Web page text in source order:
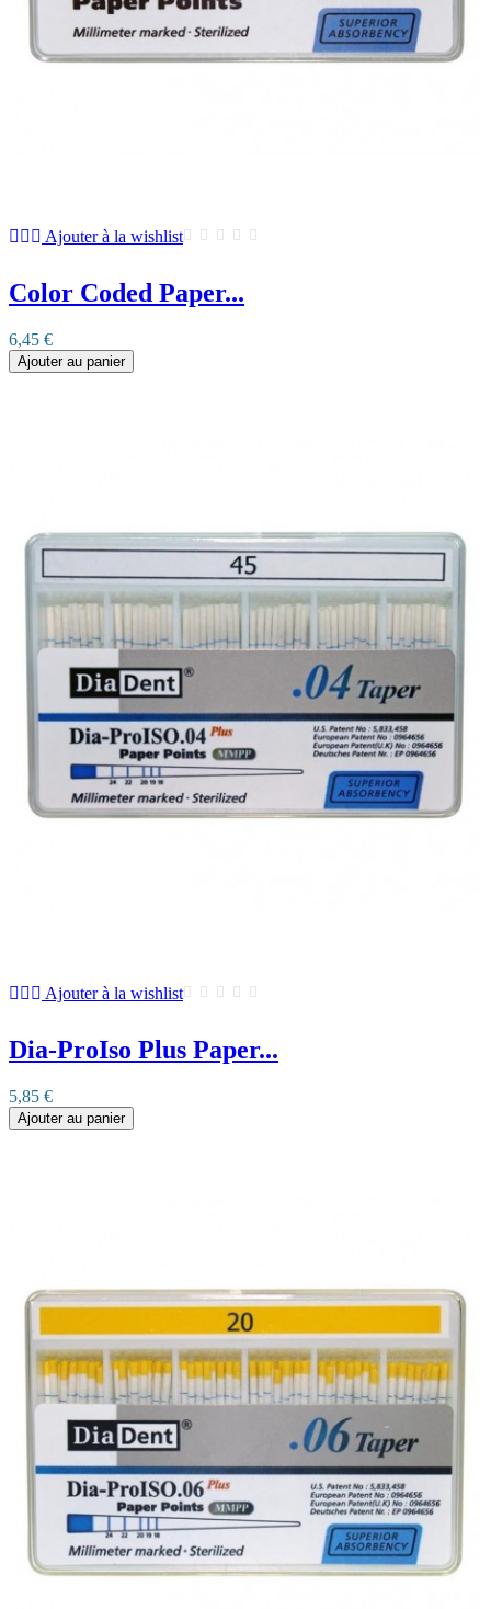
Ajouter à la wishlist
Color Coded Paper...
6,45 €
Ajouter au panier
Ajouter à la wishlist
Dia-ProIso Plus Paper...
5,85 €
Ajouter au panier